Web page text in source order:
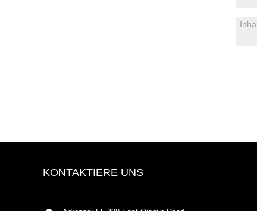
KONTAKTIERE UNS